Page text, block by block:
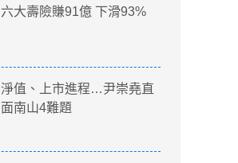
六大壽險賺91億 下滑93%
淨值、上市進程…尹崇堯直
面南山4難題